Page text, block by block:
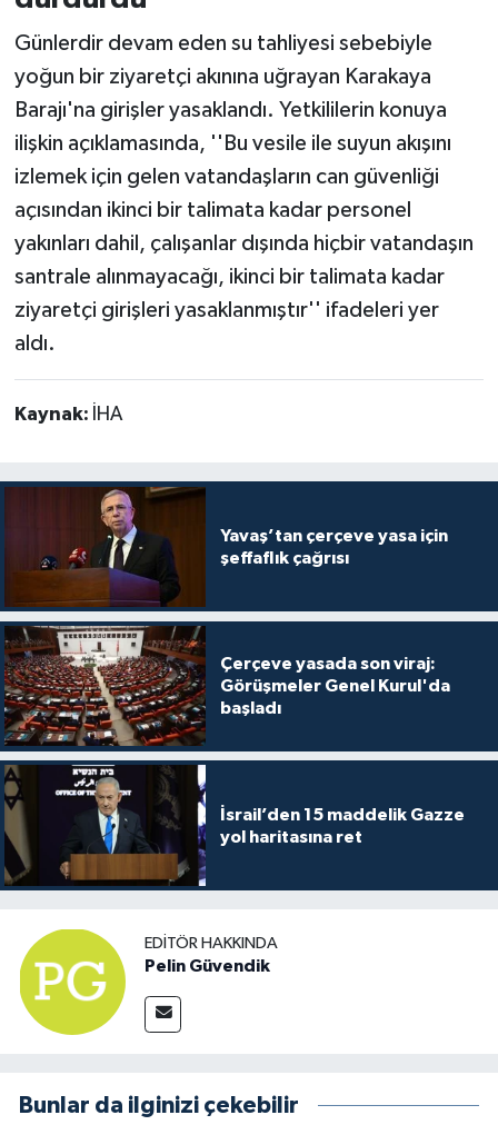
Günlerdir devam eden su tahliyesi sebebiyle
yoğun bir ziyaretçi akınına uğrayan Karakaya
Barajı'na girişler yasaklandı. Yetkililerin konuya
ilişkin açıklamasında, ''Bu vesile ile suyun akışını
izlemek için gelen vatandaşların can güvenliği
açısından ikinci bir talimata kadar personel
yakınları dahil, çalışanlar dışında hiçbir vatandaşın
santrale alınmayacağı, ikinci bir talimata kadar
ziyaretçi girişleri yasaklanmıştır'' ifadeleri yer
aldı.
Kaynak: İHA
Yavaş’tan çerçeve yasa için
şeffaflık çağrısı
Çerçeve yasada son viraj:
Görüşmeler Genel Kurul'da
başladı
İsrail’den 15 maddelik Gazze
yol haritasına ret
EDITÖR HAKKINDA
Pelin Güvendik
Bunlar da ilginizi çekebilir